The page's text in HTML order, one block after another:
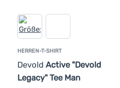
HERREN-T-SHIRT
Devold Active "Devold
Legacy" Tee Man